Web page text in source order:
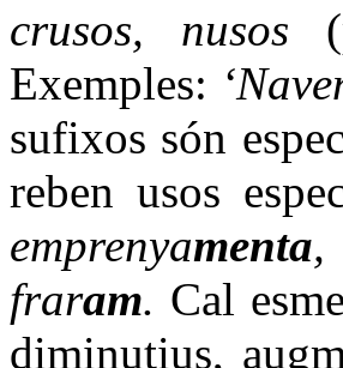
crusos, nusos
Exemples:
sufixos són
reben usos
emprenyamenta,
fraram. Cal
diminutius,